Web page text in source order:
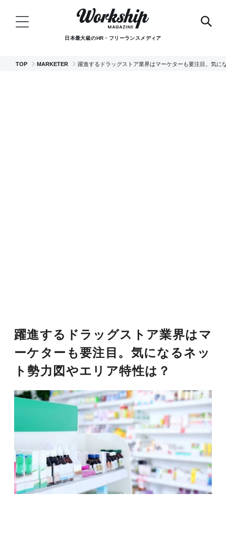
日本最大級のHR・フリーランスメディア
TOP MARKETER 躍進するドラッグストア業界はマーケターも要注目。気に
躍進するドラッグストア業界はマ
ーケターも要注目。気になるネッ
ト勢力図やエリア特性は？